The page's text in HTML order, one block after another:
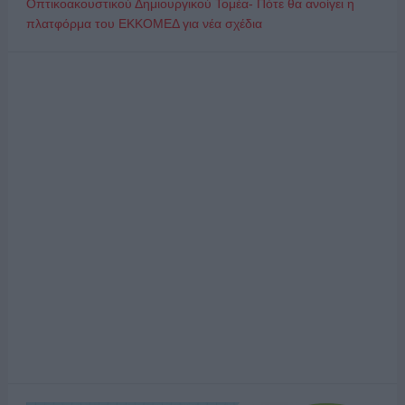
Οπτικοακουστικού Δημιουργικού Τομέα- Πότε θα ανοίγει η
πλατφόρμα του ΕΚΚΟΜΕΔ για νέα σχέδια